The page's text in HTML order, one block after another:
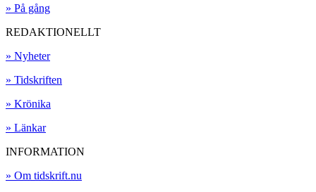
» På gång
REDAKTIONELLT
» Nyheter
» Tidskriften
» Krönika
» Länkar
INFORMATION
» Om tidskrift.nu